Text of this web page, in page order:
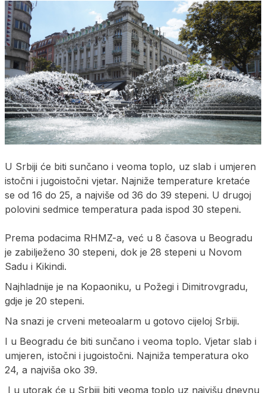
U Srbiji će biti sunčano i veoma toplo, uz slab i umjeren
istočni i jugoistočni vjetar. Najniže temperature kretaće
se od 16 do 25, a najviše od 36 do 39 stepeni. U drugoj
polovini sedmice temperatura pada ispod 30 stepeni.
Prema podacima RHMZ-a, već u 8 časova u Beogradu
je zabilježeno 30 stepeni, dok je 28 stepeni u Novom
Sadu i Kikindi.
Najhladnije je na Kopaoniku, u Požegi i Dimitrovgradu,
gdje je 20 stepeni.
Na snazi je crveni meteoalarm u gotovo cijeloj Srbiji.
I u Beogradu će biti sunčano i veoma toplo. Vjetar slab i
umjeren, istočni i jugoistočni. Najniža temperatura oko
24, a najviša oko 39.
I u utorak će u Srbiji biti veoma toplo uz najvišu dnevnu